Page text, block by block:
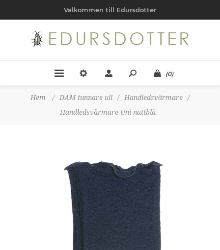
Välkommen till Edursdotter
(0)
Hem / DAM tunnare ull / Handledsvärmare
/
Handledsvärmare Uni nattblå